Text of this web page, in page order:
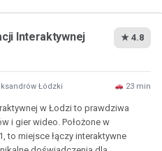
Interaktywnej ★ 4.8
Łódzki 23 min
w Łodzi to prawdziwa
i gier wideo. Położone w
to miejsce łączy interaktywne